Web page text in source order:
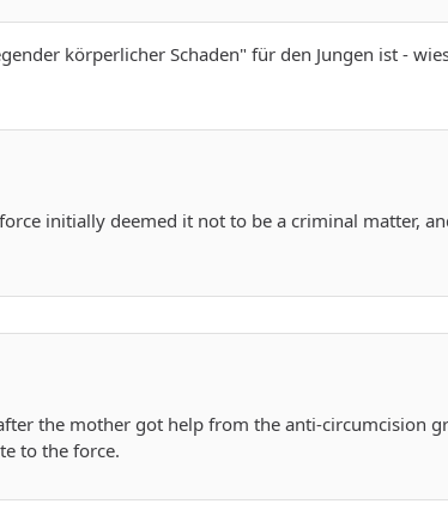
körperlicher Schaden" für den Jungen ist -
initially deemed it not to be a criminal matter,
the mother got help from the anti-circumcision
to the force.